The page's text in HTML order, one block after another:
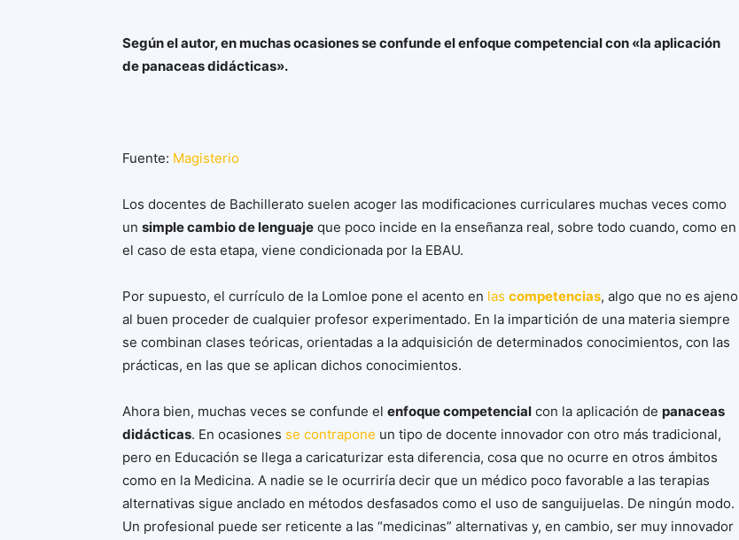
Según el autor, en muchas ocasiones se confunde el enfoque competencial con «la aplicación
de panaceas didácticas».
Fuente: Magisterio
Los docentes de Bachillerato suelen acoger las modificaciones curriculares muchas veces como
un simple cambio de lenguaje que poco incide en la enseñanza real, sobre todo cuando, como en
el caso de esta etapa, viene condicionada por la EBAU.
Por supuesto, el currículo de la Lomloe pone el acento en las competencias, algo que no es ajeno
al buen proceder de cualquier profesor experimentado. En la impartición de una materia siempre
se combinan clases teóricas, orientadas a la adquisición de determinados conocimientos, con las
prácticas, en las que se aplican dichos conocimientos.
Ahora bien, muchas veces se confunde el enfoque competencial con la aplicación de panaceas
didácticas. En ocasiones se contrapone un tipo de docente innovador con otro más tradicional,
pero en Educación se llega a caricaturizar esta diferencia, cosa que no ocurre en otros ámbitos
como en la Medicina. A nadie se le ocurriría decir que un médico poco favorable a las terapias
alternativas sigue anclado en métodos desfasados como el uso de sanguijuelas. De ningún modo.
Un profesional puede ser reticente a las “medicinas” alternativas y, en cambio, ser muy innovador